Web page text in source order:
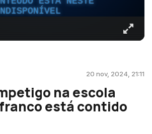
20 nov, 2024, 21:11
na escola
está contido